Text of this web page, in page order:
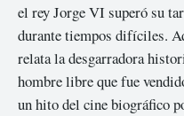
el rey Jorge VI superó su
durante tiempos difíciles.
relata la desgarradora
hombre libre que fue
un hito del cine biográfico